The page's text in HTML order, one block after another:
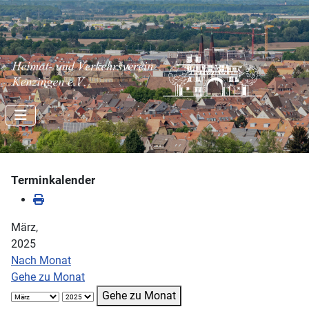
Terminkalender
März,
2025
Nach Monat
Gehe zu Monat
Gehe zu Monat